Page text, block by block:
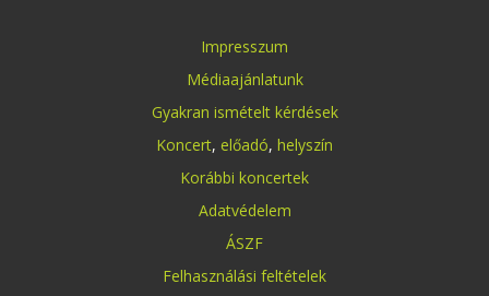
Impresszum
Médiaajánlatunk
Gyakran ismételt kérdések
Koncert, előadó, helyszín
Korábbi koncertek
Adatvédelem
ÁSZF
Felhasználási feltételek